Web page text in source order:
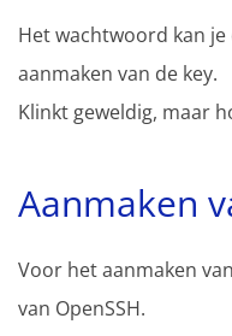
Het wachtwoord kan
aanmaken van de key.
Klinkt geweldig, maar
Aanmaken
Voor het aanmaken
van OpenSSH.